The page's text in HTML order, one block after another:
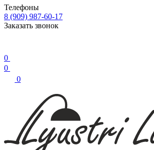
Телефоны
8 (909) 987-60-17
Заказать звонок
0
0
0